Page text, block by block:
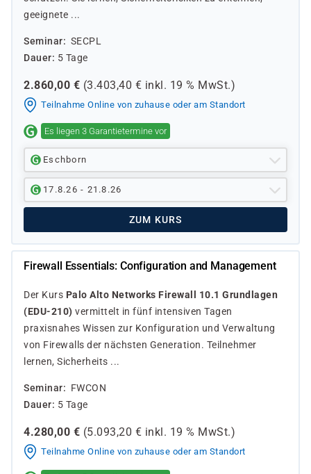
geeignete ...
Seminar
SECPL
Dauer
5 Tage
2.860,00 € (3.403,40 € inkl. 19 % MwSt.)
Teilnahme Online von zuhause oder am Standort
Es liegen 3 Garantietermine vor
Eschborn
17.8.26 - 21.8.26
ZUM KURS
Firewall Essentials: Configuration and Management
Der Kurs Palo Alto Networks Firewall 10.1 Grundlagen
(EDU-210) vermittelt in fünf intensiven Tagen
praxisnahes Wissen zur Konfiguration und Verwaltung
von Firewalls der nächsten Generation. Teilnehmer
lernen, Sicherheits ...
Seminar
FWCON
Dauer
5 Tage
4.280,00 € (5.093,20 € inkl. 19 % MwSt.)
Teilnahme Online von zuhause oder am Standort